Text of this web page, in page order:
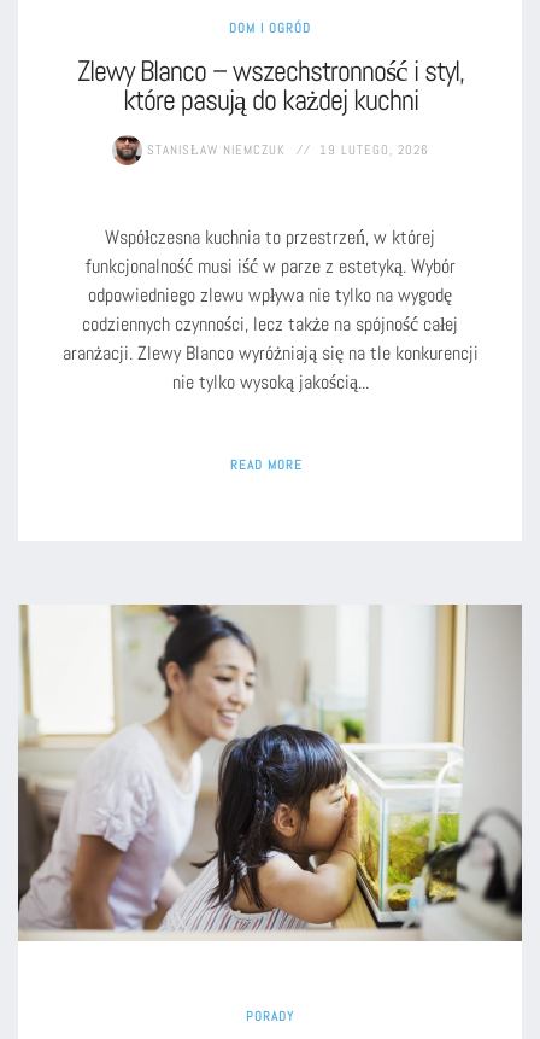
DOM I OGRÓD
Zlewy Blanco – wszechstronność i styl,
które pasują do każdej kuchni
STANISŁAW NIEMCZUK 19 LUTEGO, 2026
Współczesna kuchnia to przestrzeń, w której
funkcjonalność musi iść w parze z estetyką. Wybór
odpowiedniego zlewu wpływa nie tylko na wygodę
codziennych czynności, lecz także na spójność całej
aranżacji. Zlewy Blanco wyróżniają się na tle konkurencji
nie tylko wysoką jakością...
READ MORE
PORADY